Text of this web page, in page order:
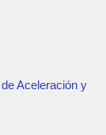
Aceleración y